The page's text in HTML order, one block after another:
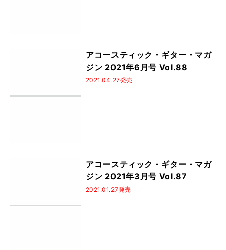
アコースティック・ギター・マガ
ジン 2021年6月号 Vol.88
2021.04.27発売
アコースティック・ギター・マガ
ジン 2021年3月号 Vol.87
2021.01.27発売